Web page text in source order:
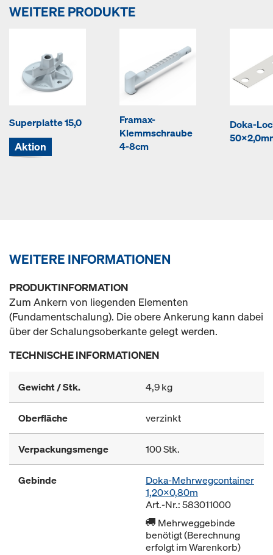
WEITERE PRODUKTE
Superplatte 15,0
Aktion
Framax-
Klemmschraube
4-8cm
Doka-
WEITERE INFORMATIONEN
PRODUKTINFORMATION
Zum Ankern von liegenden Elementen
(Fundamentschalung). Die obere Ankerung kann dabei
über der Schalungsoberkante gelegt werden.
TECHNISCHE INFORMATIONEN
Gewicht / Stk. 4,9 kg
Oberfläche verzinkt
Verpackungsmenge 100 Stk.
Gebinde
Doka-Mehrwegcontainer
1,20x0,80m
Art.-Nr.: 583011000
Mehrweggebinde
benötigt (Berechnung
erfolgt im Warenkorb)